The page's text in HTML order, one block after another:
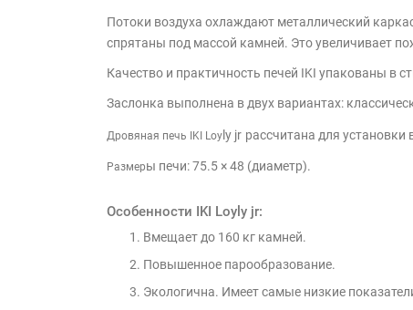
Потоки воздуха охлаждают металлический
спрятаны под массой камней. Это увеличивает
Качество и практичность печей IKI упакованы в
Заслонка выполнена в двух вариантах:
Дровяная печь IKI Loyly jr рассчитана для
Размеры печи: 75.5 × 48 (диаметр).
Особенности IKI Loyly jr:
Вмещает до 160 кг камней.
Повышенное парообразование.
Экологична. Имеет самые низкие